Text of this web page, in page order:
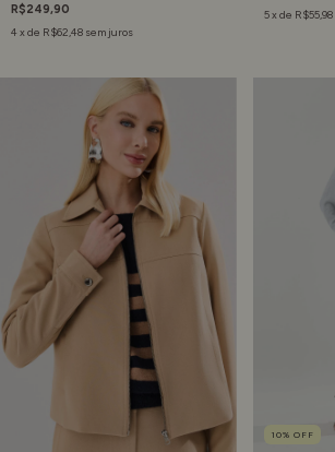
R$249,90
4 x de R$62,48 sem juros
5x de R$55,98
10% OFF